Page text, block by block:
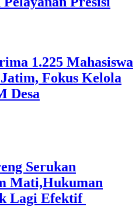
1.225 Mahasiswa
Fokus Kelola
Desa
Serukan
Mati,Hukuman
Lagi Efektif